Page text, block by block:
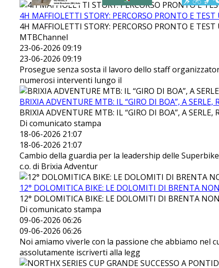
4H MAFFIOLETTI STORY: PERCORSO PRONTO E
4H MAFFIOLETTI STORY: PERCORSO PRONTO E
MTBChannel
23-06-2026 09:19
23-06-2026 09:19
Prosegue senza sosta il lavoro dello staff
numerosi interventi lungo il
BRIXIA ADVENTURE MTB: IL “GIRO DI BOA”, A SERLE,
BRIXIA ADVENTURE MTB: IL “GIRO DI BOA”, A SERLE,
Di comunicato stampa
18-06-2026 21:07
18-06-2026 21:07
Cambio della guardia per la leadership delle
c.o. di Brixia Adventur
12° DOLOMITICA BIKE: LE DOLOMITI DI BRENTA
12° DOLOMITICA BIKE: LE DOLOMITI DI BRENTA
Di comunicato stampa
09-06-2026 06:26
09-06-2026 06:26
Noi amiamo viverle con la passione che abbiamo nel
assolutamente iscriverti alla legg